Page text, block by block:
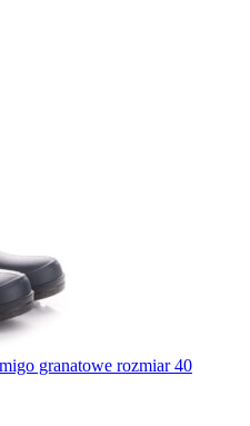
granatowe rozmiar 40